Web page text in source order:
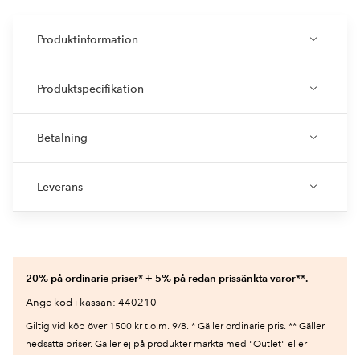
Produktinformation
Produktspecifikation
Betalning
Leverans
20% på ordinarie priser* + 5% på redan prissänkta varor**.
Ange kod i kassan: 440210
Giltig vid köp över 1500 kr t.o.m. 9/8. * Gäller ordinarie pris. ** Gäller
nedsatta priser. Gäller ej på produkter märkta med "Outlet" eller